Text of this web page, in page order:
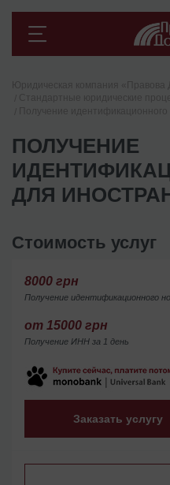
ПОЛУЧЕНИЕ
ДЛЯ
Стоимость услуг
8000 грн
Получение идентификационного
от 15000 грн
Получение ИНН за 1 день
Заказать услугу